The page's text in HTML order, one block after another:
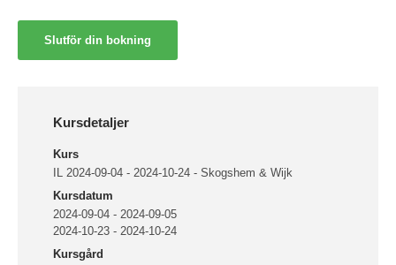
Kursdetaljer
Kurs
IL 2024-09-04 - 2024-10-24 - Skogshem & Wijk
Kursdatum
2024-09-04 - 2024-09-05
2024-10-23 - 2024-10-24
Kursgård